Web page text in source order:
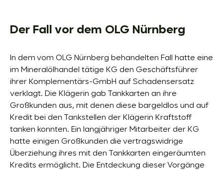
Der Fall vor dem OLG Nürnberg
In dem vom OLG Nürnberg behandelten Fall hatte eine
im Mineralölhandel tätige KG den Geschäftsführer
ihrer Komplementärs-GmbH auf Schadensersatz
verklagt. Die Klägerin gab Tankkarten an ihre
Großkunden aus, mit denen diese bargeldlos und auf
Kredit bei den Tankstellen der Klägerin Kraftstoff
tanken konnten. Ein langjähriger Mitarbeiter der KG
hatte einigen Großkunden die vertragswidrige
Überziehung ihres mit den Tankkarten eingeräumten
Kredits ermöglicht. Die Entdeckung dieser Vorgänge